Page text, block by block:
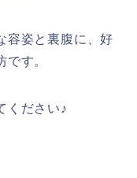
容姿と裏腹に、好
す。
ください♪